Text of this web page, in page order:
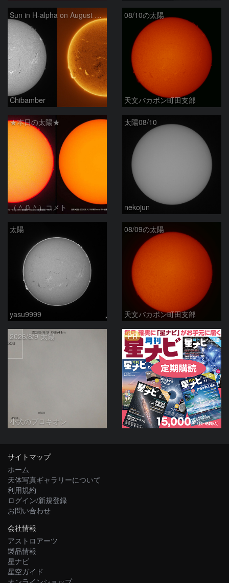
Sun in H-alpha on August 10, 2026
Chibamber
08/10の太陽
天文バカボン町田支部
★本日の太陽★
（＾０＾）コメト
太陽08/10
nekojun
太陽
yasu9999
08/09の太陽
天文バカボン町田支部
2026/8/9 太陽
小犬のプロキオン
PR
サイトマップ
ホーム
天体写真ギャラリーについて
利用規約
ログイン/新規登録
お問い合わせ
会社情報
アストロアーツ
製品情報
星ナビ
星空ガイド